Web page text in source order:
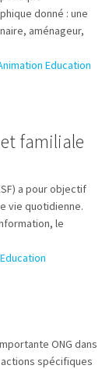
donné : une
aménageur,
Education
familiale
a pour objectif
vie quotidienne.
le
ONG dans
spécifiques